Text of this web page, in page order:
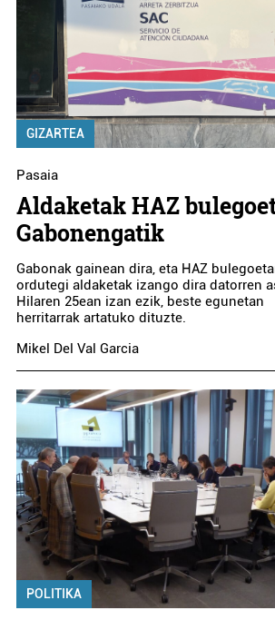
GIZARTEA
Pasaia
Aldaketak HAZ
Gabonengatik
Gabonak gainean dira, eta HAZ
ordutegi aldaketak izango dira datorren
Hilaren 25ean izan ezik, beste egunetan
herritarrak artatuko dituzte.
Mikel Del Val Garcia
POLITIKA
Ostalaritza
VITERI TABERNA